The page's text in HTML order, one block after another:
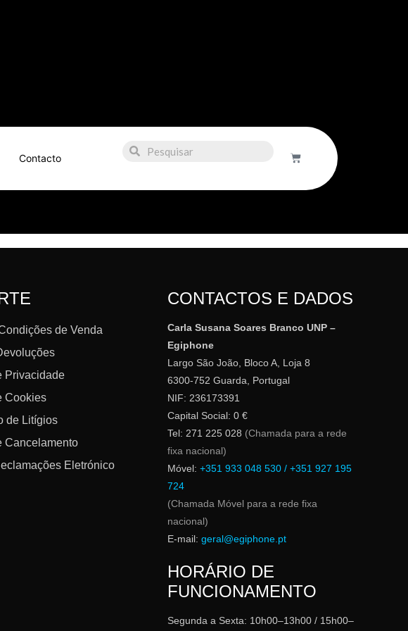
Contacto
de Venda
Privacidade
Cookies
de Litígios
Cancelamento
Eletrónico
CONTACTOS E DADOS
Carla Susana Soares Branco UNP –
Egiphone
Largo São João, Bloco A, Loja 8
6300-752 Guarda, Portugal
NIF: 236173391
Capital Social: 0 €
Tel: 271 225 028 (Chamada para a rede
fixa nacional)
Móvel: +351 933 048 530 / +351 927 195
724
(Chamada Móvel para a rede fixa
nacional)
E-mail: geral@egiphone.pt
HORÁRIO DE
FUNCIONAMENTO
Segunda a Sexta: 10h00–13h00 / 15h00–